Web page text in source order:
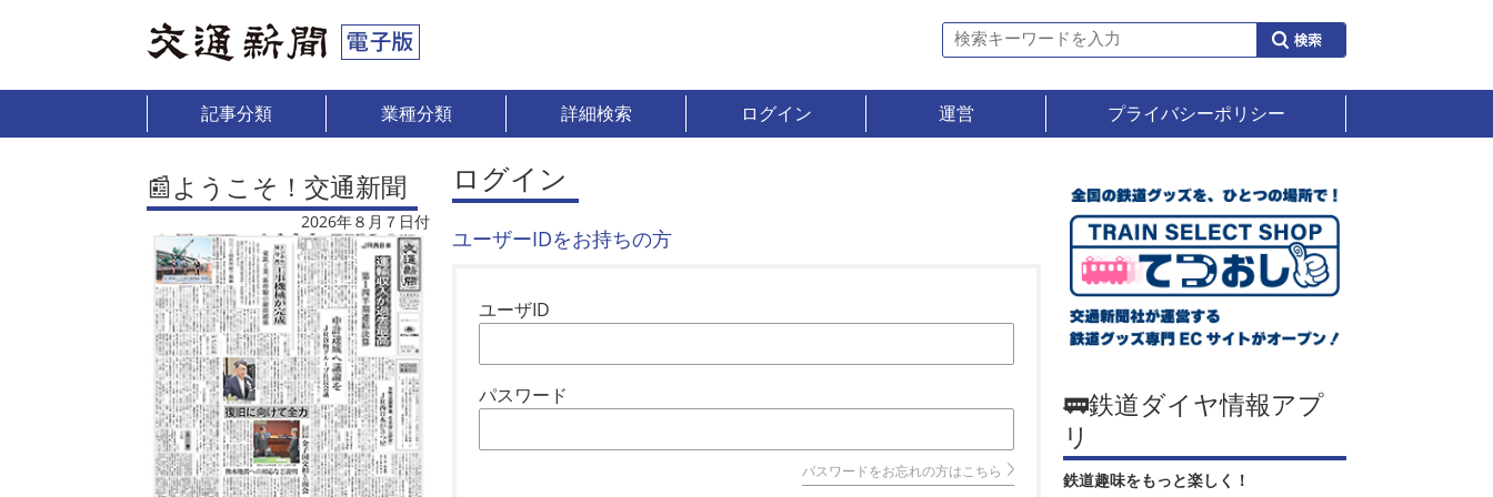
記事分類 業種分類 詳細検索 ログイン 運営 プライバシーポリシー
📰ようこそ！交通新聞
2026年８月７日付
ログイン
ユーザーIDをお持ちの方
ユーザID
パスワード
パスワードをお忘れの方はこちら
🚃鉄道ダイヤ情報アプ
リ
鉄道趣味をもっと楽しく！